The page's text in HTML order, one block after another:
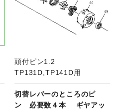
頭付ピン1.2
TP131D,TP141D用
切替レバーのところのピ
ン 必要数４本 ギヤアッ